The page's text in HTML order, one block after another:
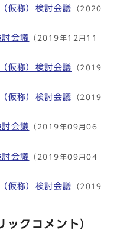
仮称）検討会議
（2020
会議
（2019年12月11
仮称）検討会議
（2019
仮称）検討会議
（2019
会議
（2019年09月06
会議
（2019年09月04
仮称）検討会議
（2019
ックコメント）